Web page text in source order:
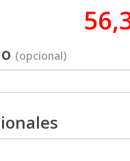
(opcional)